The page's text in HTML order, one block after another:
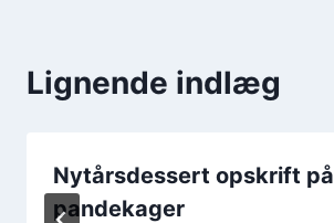
Lignende indlæg
Nytårsdessert opskrift på
pandekager